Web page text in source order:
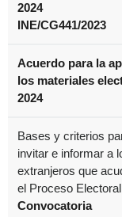
2024
INE/CG441/2023
Acuerdo para la
los materiales
2024
Bases y criterios
invitar e informar a
extranjeros que
el Proceso
Convocatoria